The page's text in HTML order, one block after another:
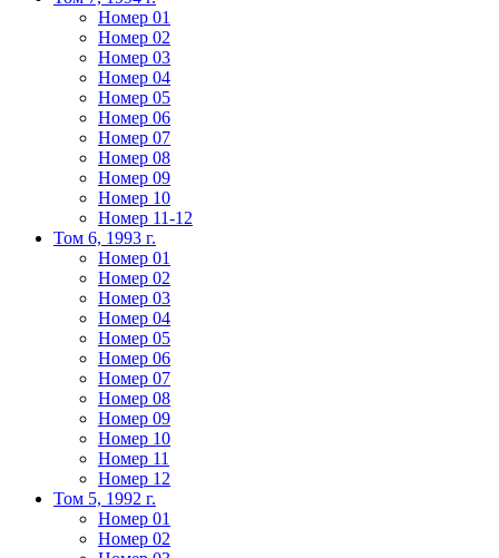
Номер 01
Номер 02
Номер 03
Номер 04
Номер 05
Номер 06
Номер 07
Номер 08
Номер 09
Номер 10
Номер 11-12
Том 6, 1993 г.
Номер 01
Номер 02
Номер 03
Номер 04
Номер 05
Номер 06
Номер 07
Номер 08
Номер 09
Номер 10
Номер 11
Номер 12
Том 5, 1992 г.
Номер 01
Номер 02